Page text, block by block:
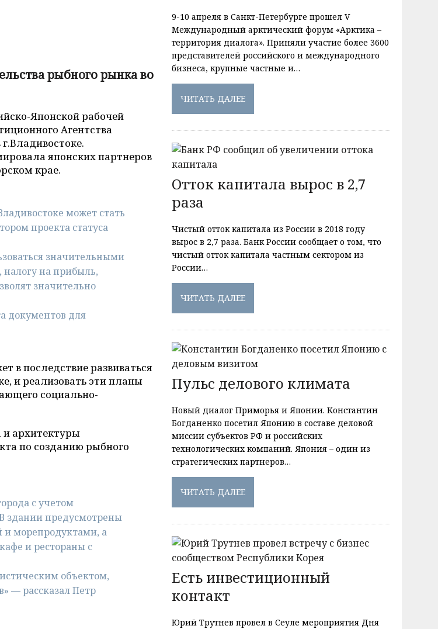
рыбного рынка во
Японской рабочей
Агентства
японских партнеров
крае.
может стать
проекта статуса
значительными
на прибыль,
значительно
документов для
в последствие развиваться
и реализовать эти планы
социально-
и архитектуры
по созданию рыбного
с учетом
здании предусмотрены
и морепродуктами, а
и рестораны с
объектом,
— рассказал Петр
9-10 апреля в Санкт-Петербурге прошел V
Международный арктический форум «Арктика –
территория диалога». Приняли участие более 3600
представителей российского и международного
бизнеса, крупные частные и…
ЧИТАТЬ ДАЛЕЕ
Отток капитала вырос в 2,7
раза
Чистый отток капитала из России в 2018 году
вырос в 2,7 раза. Банк России сообщает о том, что
чистый отток капитала частным сектором из
России…
ЧИТАТЬ ДАЛЕЕ
Пульс делового климата
Новый диалог Приморья и Японии. Константин
Богданенко посетил Японию в составе деловой
миссии субъектов РФ и российских
технологических компаний. Япония – один из
стратегических партнеров…
ЧИТАТЬ ДАЛЕЕ
Есть инвестиционный
контакт
Юрий Трутнев провел в Сеуле мероприятия Дня